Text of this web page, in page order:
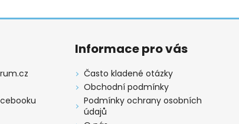
Informace pro vás
Často kladené otázky
Obchodní podmínky
Podmínky ochrany osobních
údajů